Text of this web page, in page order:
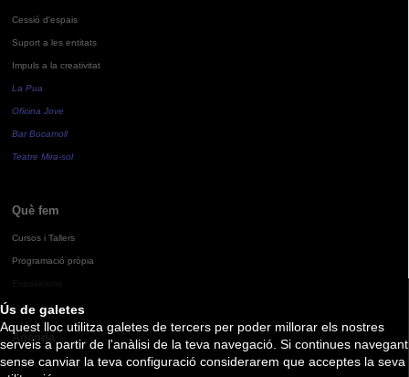
Ús de galetes
Aquest lloc utilitza galetes de tercers per poder millorar els nostres
serveis a partir de l'anàlisi de la teva navegació. Si continues navegant
sense canviar la teva configuració considerarem que acceptes la seva
Cessió d'espais
Suport a les entitats
Impuls a la creativitat
La Pua
Oficina Jove
Bar Bocamoll
Teatre Mira-sol
Què fem
Cursos i Tallers
Programació pròpia
Agenda